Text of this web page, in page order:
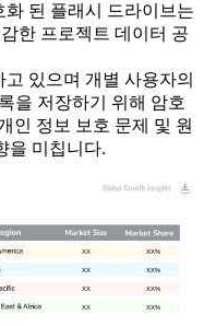
화 된 플래시 드라이브는
한 프로젝트 데이터 공
있으며 개별 사용자의
을 저장하기 위해 암호
인 정보 보호 문제 및 원
을 미칩니다.
XX%
XX
XX%
XX
XX%
XX
XX%
XX